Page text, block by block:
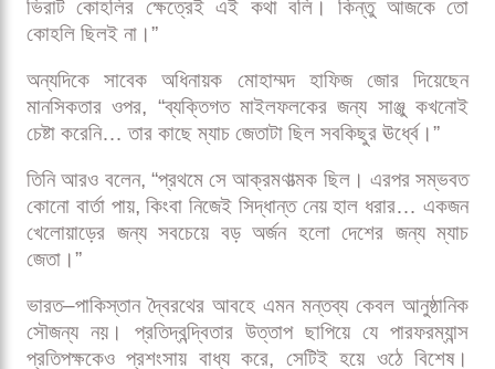
মাপের রান তাড়ার দক্ষতা।
সাবেক এই পাক ব্যাটসম্যান বলেন, “তার ব্যাটিংয়ে ভিরাট কোহলির
কিছুটা প্রতিচ্ছবি দেখতে পাবেন, বোলার ভেদে কীভাবে রান করতে
হয়, আর তার পেশিশক্তিও আছে।”
তিনি আরও স্পষ্ট করে বলেন, “সাঞ্জু যেভাবে ব্যাটিং করছিল, আমি
ভাবছিলাম, ‘এই ছেলেটা তো চেইস মাস্টার।’ আমরা সাধারণত
ভিরাট কোহলির ক্ষেত্রেই এই কথা বলি। কিন্তু আজকে তো
কোহলি ছিলই না।”
অন্যদিকে সাবেক অধিনায়ক মোহাম্মদ হাফিজ জোর দিয়েছেন
মানসিকতার ওপর, “ব্যক্তিগত মাইলফলকের জন্য সাঞ্জু কখনোই
চেষ্টা করেনি… তার কাছে ম্যাচ জেতাটা ছিল সবকিছুর ঊর্ধ্বে।”